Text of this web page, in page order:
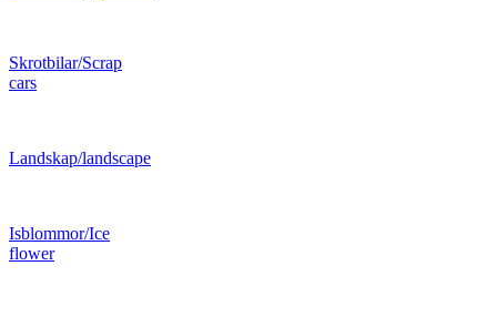
Skrotbilar/Scrap
cars
Landskap/landscape
Isblommor/Ice
flower